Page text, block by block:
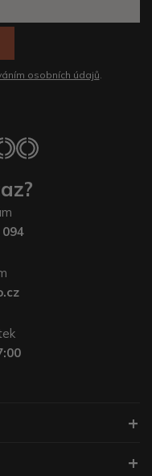
osobních údajů